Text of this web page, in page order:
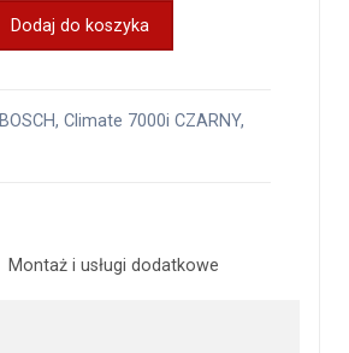
Dodaj do koszyka
BOSCH, Climate 7000i CZARNY,
Montaż i usługi dodatkowe